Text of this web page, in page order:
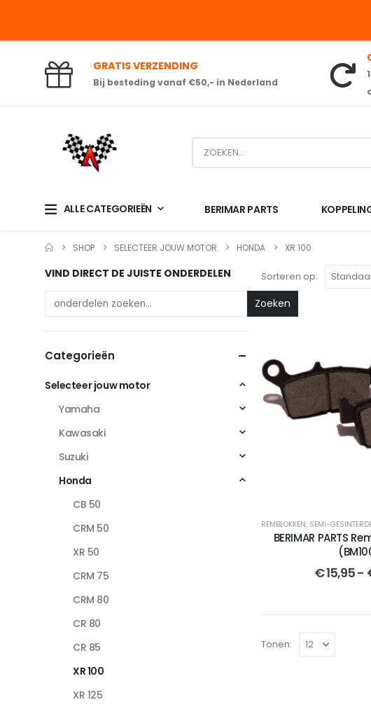
GRATIS VERZENDING
Bij besteding vanaf €50,- in Nederland
ALLE CATEGORIEËN BERIMAR PARTS
SHOP SELECTEER JOUW MOTOR HONDA XR 100
Sorteren op:
REMBLOKKEN, SEMI-
BERIMAR PARTS
€15,95-
Tonen:
VIND DIRECT DE JUISTE ONDERDELEN
Zoeken
Categorieën
Selecteer jouw motor
Yamaha
Kawasaki
Suzuki
Honda
CB 50
CRM 50
XR 50
CRM 75
CRM 80
CR 80
CR 85
XR 100
XR 125